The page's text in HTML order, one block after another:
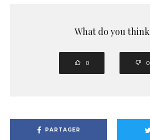
What do you think
0 0
PARTAGER